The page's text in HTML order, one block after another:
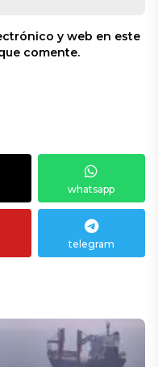
y web en este
comente.
whatsapp
telegram